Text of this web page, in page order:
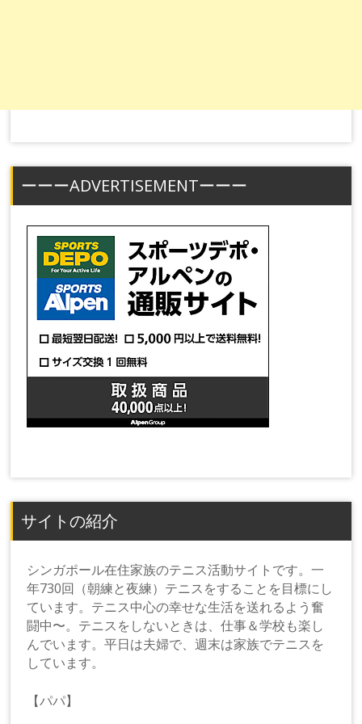
ーーーADVERTISEMENTーーー
サイトの紹介
シンガポール在住家族のテニス活動サイトです。一
年730回（朝練と夜練）テニスをすることを目標にし
ています。テニス中心の幸せな生活を送れるよう奮
闘中〜。テニスをしないときは、仕事＆学校も楽し
んでいます。平日は夫婦で、週末は家族でテニスを
しています。
【パパ】